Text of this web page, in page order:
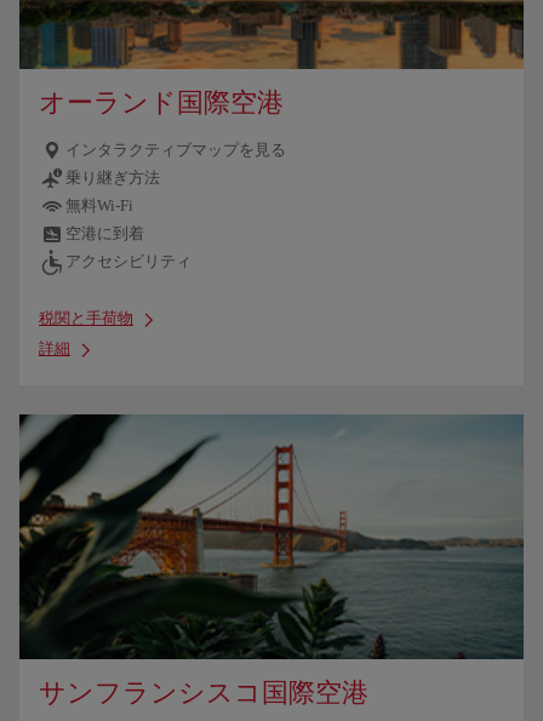
オーランド国際空港
インタラクティブマップを見る
乗り継ぎ方法
無料Wi-Fi
空港に到着
アクセシビリティ
税関と手荷物
詳細
サンフランシスコ国際空港